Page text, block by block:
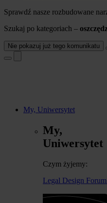
Sprawdź nasze rozbudowane
Szukaj po kategoriach –
Nie pokazuj już tego komunikatu
My, Uniwersytet
My,
Uniwersytet
Czym żyjemy:
Legal Design